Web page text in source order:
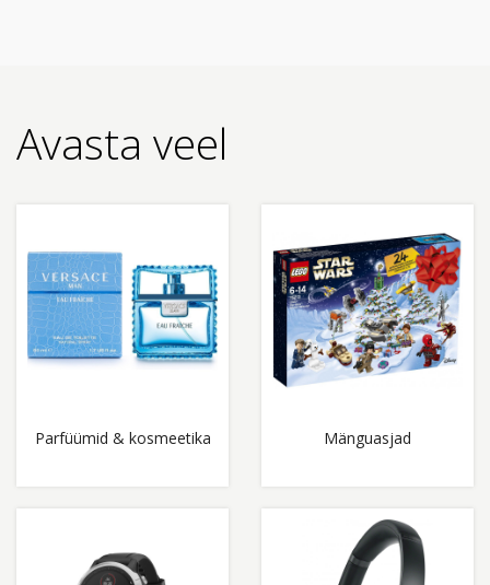
Avasta veel
Parfüümid & kosmeetika Mänguasjad